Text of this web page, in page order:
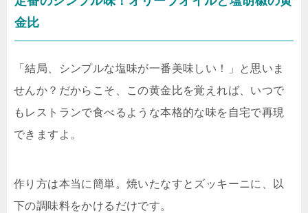
金比
「結局、シンプルな塩味が一番美味しい！」と思いま
せんか？だからこそ、この黄金比を覚えれば、いつで
もレストランで食べるような本格的な味を自宅で再現
できますよ。
作り方は本当に簡単。焼いたなすとズッキーニに、以
下の調味料をかけるだけです。